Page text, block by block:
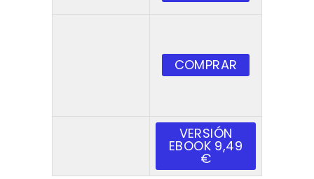
COMPRAR
VERSIÓN
EBOOK 9,49
€